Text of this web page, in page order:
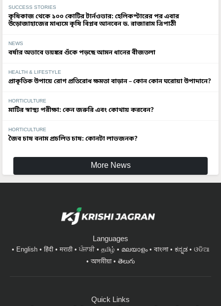
SUCCESS STORIES
কৃষিকাজ থেকে ১০০ কোটির টার্নওভার: হেলিকপ্টারের পর এবার
উড়োজাহাজের মাধ্যমে কৃষি বিপ্লব আনবেন ড. রাজারাম ত্রিপাঠী
NEWS
বর্ষার অভাবে ভয়ঙ্কর শুঁকে পড়ছে আমন ধানের বীজতলা
HEALTH & LIFESTYLE
প্রাকৃতিক উপায়ে রোগ প্রতিরোধ ক্ষমতা বাড়ান – কোন কোন ঘরোয়া উপাদানে?
HORTICULTURE
মাটির স্বাস্থ্য পরীক্ষা: কেন জরুরি এবং কোথায় করবেন?
HORTICULTURE
জৈব চাষ বনাম প্রচলিত চাষ: কোনটা লাভজনক?
More News
Languages
English हिंदी मराठी ਪੰਜਾਬੀ தமிழ் മലയാളം বাংলা ಕನ್ನಡ
ଓଡିଆ
অসমীয়া
తెలుగు
Quick Links